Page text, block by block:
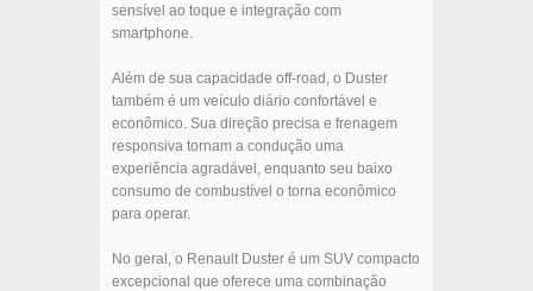
sensível ao toque e integração com
smartphone.
Além de sua capacidade off-road, o Duster
também é um veículo diário confortável e
econômico. Sua direção precisa e frenagem
responsiva tornam a condução uma
experiência agradável, enquanto seu baixo
consumo de combustível o torna econômico
para operar.
No geral, o Renault Duster é um SUV compacto
excepcional que oferece uma combinação